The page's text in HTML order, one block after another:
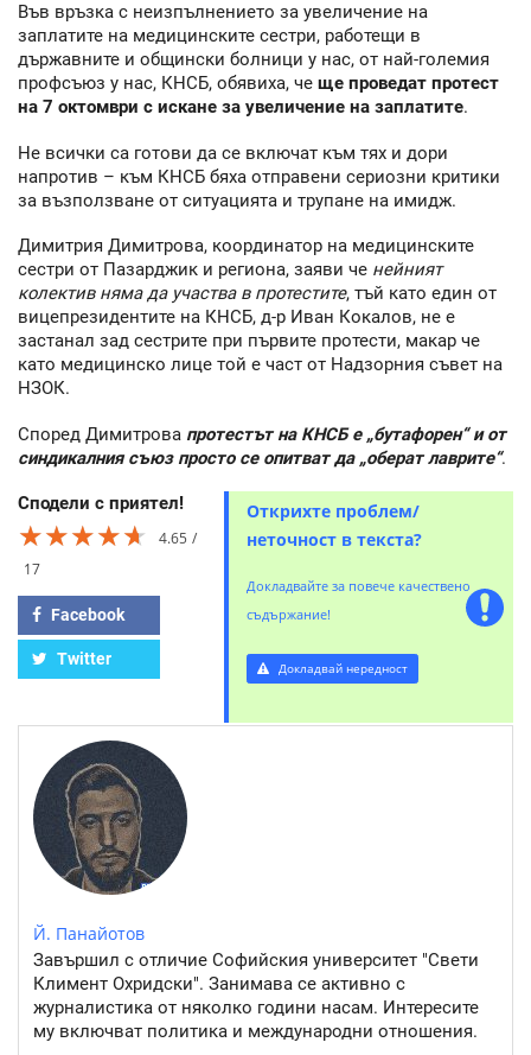
Във връзка с неизпълнението за увеличение на
заплатите на медицинските сестри, работещи в
държавните и общински болници у нас, от най-големия
профсъюз у нас, КНСБ, обявиха, че ще проведат протест
на 7 октомври с искане за увеличение на заплатите.
Не всички са готови да се включат към тях и дори
напротив – към КНСБ бяха отправени сериозни критики
за възползване от ситуацията и трупане на имидж.
Димитрия Димитрова, координатор на медицинските
сестри от Пазарджик и региона, заяви че нейният
колектив няма да участва в протестите, тъй като един от
вицепрезидентите на КНСБ, д-р Иван Кокалов, не е
застанал зад сестрите при първите протести, макар че
като медицинско лице той е част от Надзорния съвет на
НЗОК.
Според Димитрова протестът на КНСБ е „бутафорен“ и от
синдикалния съюз просто се опитват да „оберат лаврите“.
Сподели с приятел!
★★★★★
★★★★★
★★★★★
4.65
17
Facebook
Twitter
Открихте проблем/
неточност в текста?
Докладвайте за повече качествено
съдържание!
Докладвай нередност
Й. Панайотов
Завършил с отличие Софийския университет "Свети
Климент Охридски". Занимава се активно с
журналистика от няколко години насам. Интересите
му включват политика и международни отношения.